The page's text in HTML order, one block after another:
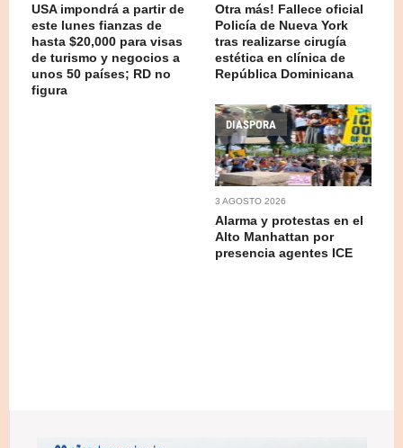
USA impondrá a partir de
este lunes fianzas de
hasta $20,000 para visas
de turismo y negocios a
unos 50 países; RD no
figura
Otra más! Fallece oficial
Policía de Nueva York
tras realizarse cirugía
estética en clínica de
República Dominicana
DIASPORA
3 AGOSTO 2026
Alarma y protestas en el
Alto Manhattan por
presencia agentes ICE